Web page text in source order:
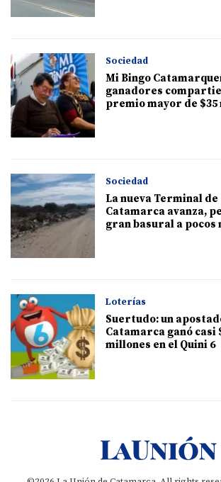
Sociedad
Mi Bingo
ganadores
premio mayor de $35
Sociedad
La nueva Terminal de
Catamarca avanza,
gran basural a pocos
Loterías
Suertudo: un
Catamarca ganó casi
millones en el Quini 6